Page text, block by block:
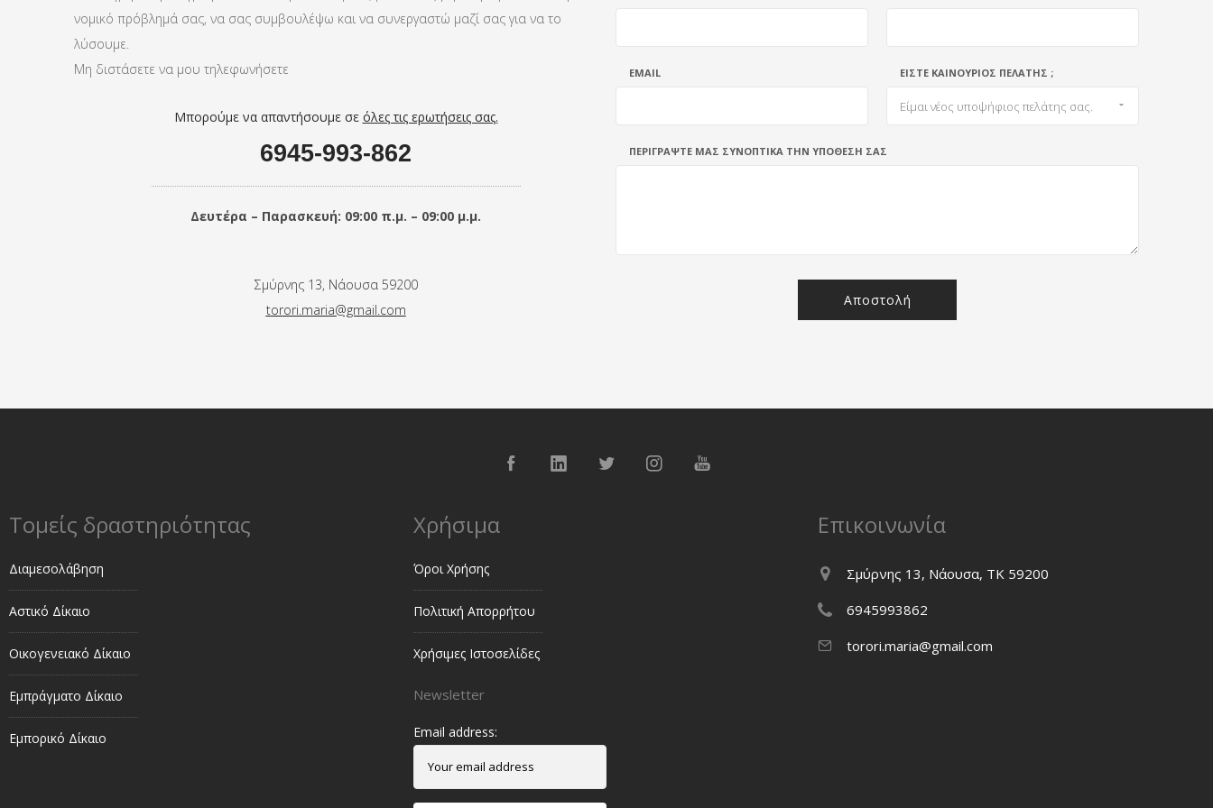
νομικό πρόβλημά σας, να σας συμβουλέψω και να συνεργαστώ μαζί σας για να το
λύσουμε.
Μη διστάσετε να μου τηλεφωνήσετε
Μπορούμε να απαντήσουμε σε όλες τις ερωτήσεις σας.
6945-993-862
Δευτέρα – Παρασκευή: 09:00 π.μ. – 09:00 μ.μ.
Σμύρνης 13, Νάουσα 59200
torori.maria@gmail.com
EMAIL ΕΙΣΤΕ ΚΑΙΝΟΥΡΙΟΣ ΠΕΛΑΤΗΣ ;
Είμαι νέος υποψήφιος πελάτης σας.
ΠΕΡΙΓΡΑΨΤΕ ΜΑΣ ΣΥΝΟΠΤΙΚΑ ΤΗΝ ΥΠΟΘΕΣΗ ΣΑΣ
Τομείς δραστηριότητας
Διαμεσολάβηση
Αστικό Δίκαιο
Οικογενειακό Δίκαιο
Εμπράγματο Δίκαιο
Εμπορικό Δίκαιο
Χρήσιμα
Όροι Χρήσης
Πολιτική Απορρήτου
Χρήσιμες Ιστοσελίδες
Newsletter
Email address:
Επικοινωνία
Σμύρνης 13, Νάουσα, ΤΚ 59200
6945993862
torori.maria@gmail.com